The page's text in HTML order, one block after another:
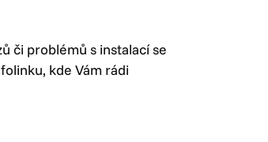
či problémů s instalací se
kde Vám rádi